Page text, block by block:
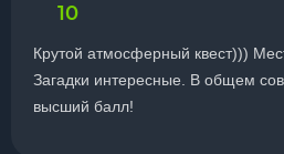
10
Крутой атмосферный квест)))
Загадки интересные. В общем
высший балл!